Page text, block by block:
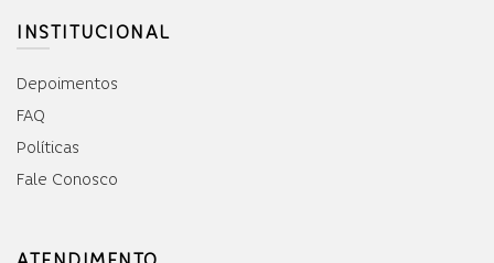
INSTITUCIONAL
Depoimentos
FAQ
Políticas
Fale Conosco